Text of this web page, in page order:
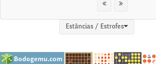
Estâncias / Estrofes